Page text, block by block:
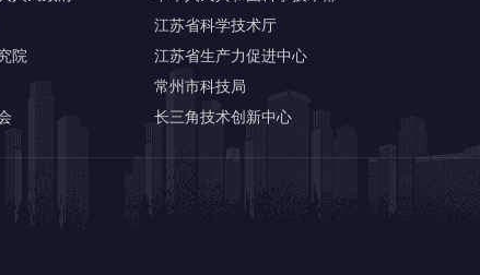
江苏省科学技术厅
院
江苏省生产力促进中心
常州市科技局
长三角技术创新中心